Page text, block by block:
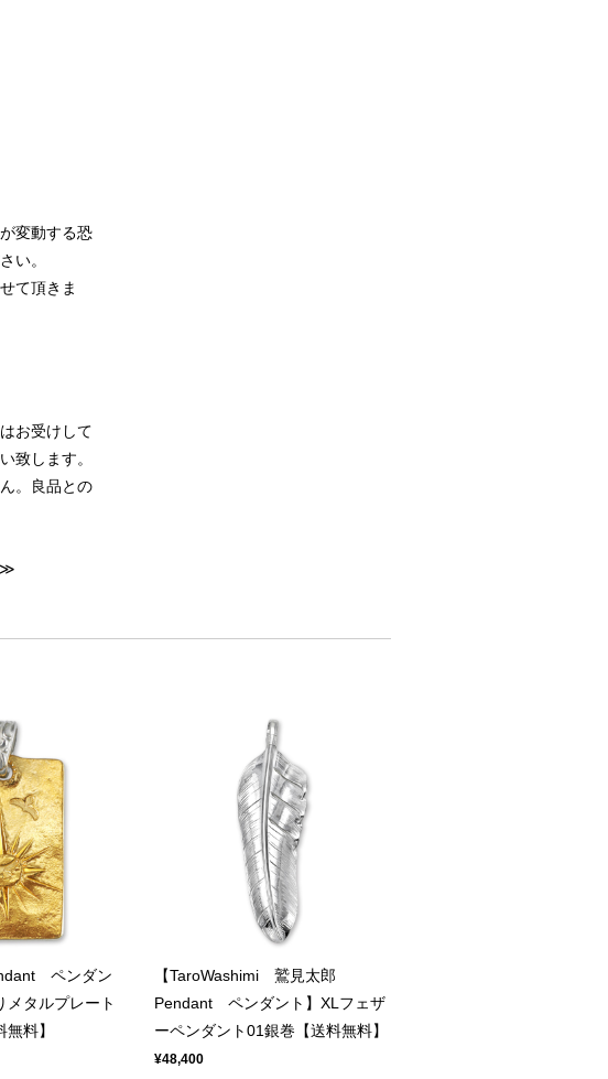
変動する恐
い。
て頂きま
お受けして
致します。
。良品との
≫
ペンダン
メタルプレート
料】
【TaroWashimi 鷲見太郎
Pendant ペンダント】XLフェザ
ーペンダント01銀巻【送料無料】
¥48,400